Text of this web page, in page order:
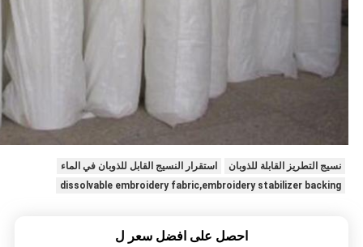
نسيج التطريز القابلة للذوبان
استقرار النسيج القابل للذوبان في الماء
dissolvable embroidery fabric,embroidery stabilizer backing
احصل على افضل سعر ل